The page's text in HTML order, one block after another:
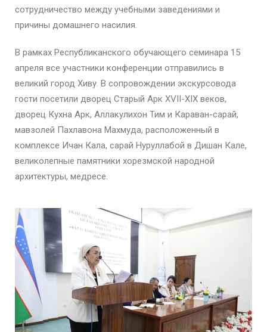
сотрудничество между учебными заведениями и
причины домашнего насилия.
В рамках Республиканского обучающего семинара 15
апреля все участники конференции отправились в
великий город Хиву. В сопровождении экскурсовода
гости посетили дворец Старый Арк XVII-XIX веков,
дворец Кухна Арк, Аллакулихон Тим и Караван-сарай,
мавзолей Пахлавона Махмуда, расположенный в
комплексе Ичан Кала, сарай Нуруллабой в Дишан Кале,
великолепные памятники хорезмской народной
архитектуры, медресе.